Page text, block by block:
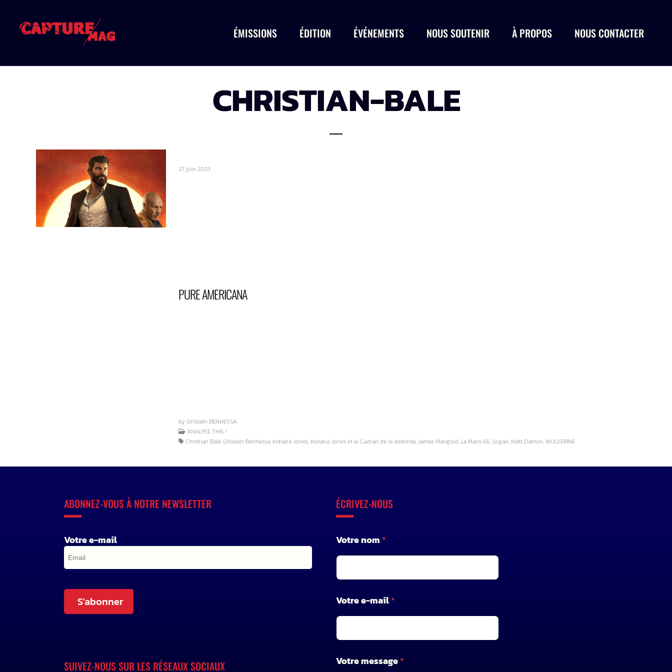
ÉMISSIONS ÉDITION ÉVÉNEMENTS NOUS SOUTENIR À PROPOS NOUS CONTACTER
CHRISTIAN-BALE
27 juin 2023
PURE AMERICANA
by Ghislain BENHESSA
ANALYSE THIS !
Christian Bale, Ghislain Benhessa, Indiana Jones, Indiana Jones et le Cadran de la destinée, James Mangold, Le Mans 66, Logan, Matt Damon, WOLVERINE
ABONNEZ-VOUS À NOTRE NEWSLETTER
Votre e-mail
S'abonner
SUIVEZ-NOUS SUR LES RÉSEAUX SOCIAUX
ÉCRIVEZ-NOUS
Votre nom *
o
t
e
V
o
Votre e-mail*
Votre message*